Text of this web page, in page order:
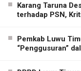
Karang Taruna
terhadap PSN,
Pemkab Luwu
“Penggusuran”